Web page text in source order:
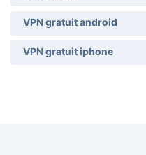
VPN gratuit android
VPN gratuit iphone